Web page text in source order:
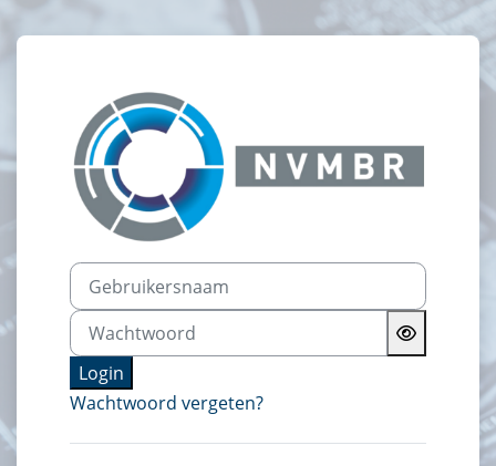
Ga naar hoofdinhoud
Gebruikersnaam
Wachtwoord
Login
Wachtwoord vergeten?